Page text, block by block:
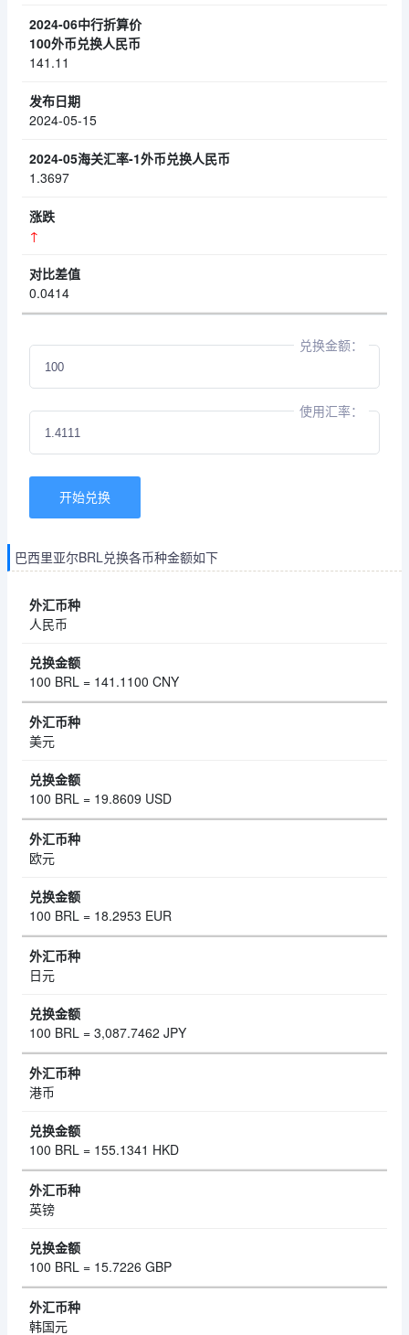
141.11
2024-05-15
1.3697
↑
0.0414
兑换金额：
使用汇率：
巴西里亚尔BRL兑换各币种金额如下
人民币
100 BRL = 141.1100 CNY
美元
100 BRL = 19.8609 USD
欧元
100 BRL = 18.2953 EUR
日元
100 BRL = 3,087.7462 JPY
港币
100 BRL = 155.1341 HKD
英镑
100 BRL = 15.7226 GBP
韩国元